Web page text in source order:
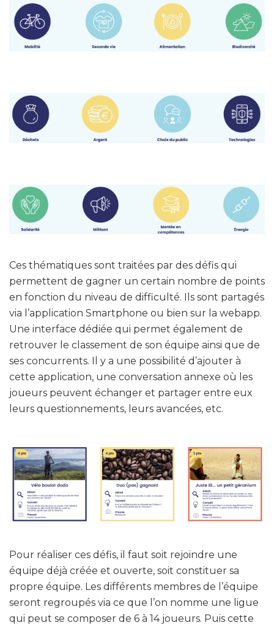
Ces thématiques sont traitées par des défis qui
permettent de gagner un certain nombre de points
en fonction du niveau de difficulté. Ils sont partagés
via l’application Smartphone ou bien sur la webapp.
Une interface dédiée qui permet également de
retrouver le classement de son équipe ainsi que de
ses concurrents. Il y a une possibilité d’ajouter à
cette application, une conversation annexe où les
joueurs peuvent échanger et partager entre eux
leurs questionnements, leurs avancées, etc.
Pour réaliser ces défis, il faut soit rejoindre une
équipe déjà créée et ouverte, soit constituer sa
propre équipe. Les différents membres de l’équipe
seront regroupés via ce que l’on nomme une ligue
qui peut se composer de 6 à 14 joueurs. Puis cette